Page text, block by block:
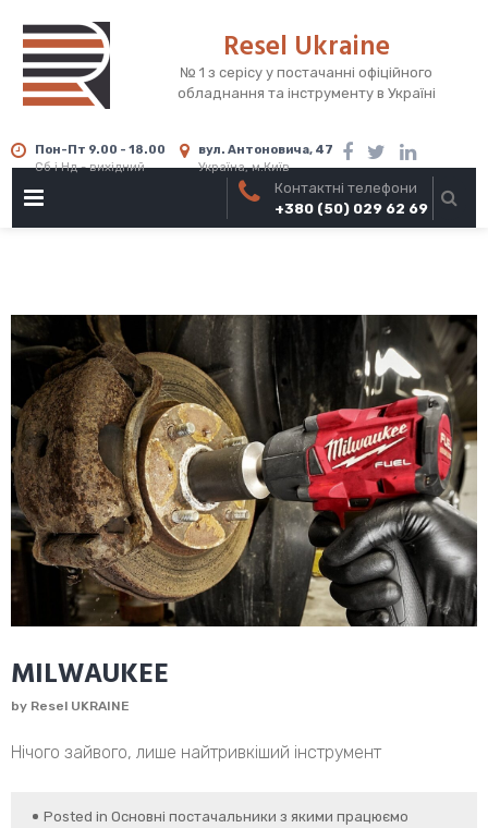
content
Resel Ukraine
№ 1 з серісу у постачанні офіційного
обладнання та інструменту в Україні
Пон-Пт 9.00 - 18.00
Сб і Нд - вихідний
вул. Антоновича, 47
Україна, м.Київ
Контактні телефони
+380 (50) 029 62 69
MILWAUKEE
by Resel UKRAINE
Нічого зайвого, лише найтривкіший інструмент
Posted in Основні постачальники з якими працюємо